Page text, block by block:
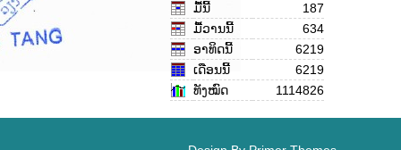
ມື້ນີ້
187
ມື້ວານນີ້
634
ອາທິດນີ້
6219
ເດືອນ​ນີ້
6219
ທັງໝົດ
1114826